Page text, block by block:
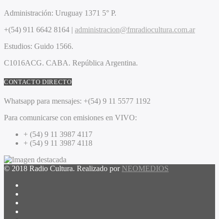
Administración: Uruguay 1371 5° P.
+(54) 911 6642 8164 | administracion@fmradiocultura.com.ar
Estudios: Guido 1566.
C1016ACG. CABA. República Argentina.
CONTACTO DIRECTO
Whatsapp para mensajes: +(54) 9 11 5577 1192
Para comunicarse con emisiones en VIVO:
+ (54) 9 11 3987 4117
+ (54) 9 11 3987 4118
© 2018 Radio Cultura. Realizado por NEOMEDIOS